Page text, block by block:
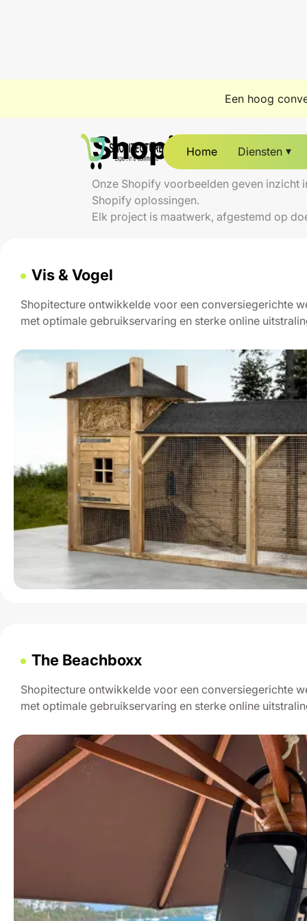
Een hoog
Home Diensten
Shopify
Onze Shopify voorbeelden geven inzicht
Shopify oplossingen.
Elk project is maatwerk, afgestemd op
Vis & Vogel
Shopitecture ontwikkelde voor een conversiegerichte
met optimale gebruikservaring en sterke online
The Beachboxx
Shopitecture ontwikkelde voor een conversiegerichte
met optimale gebruikservaring en sterke online